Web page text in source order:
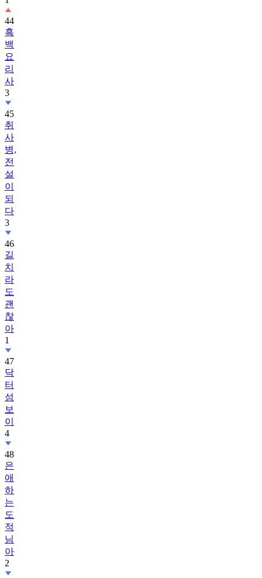
44
흑
백
요
리
사
3
45
취
사
병,
전
설
이
되
다
3
46
길
치
라
도
괜
찮
아
1
47
닥
터
섬
보
이
4
48
은
애
하
는
도
적
님
아
2